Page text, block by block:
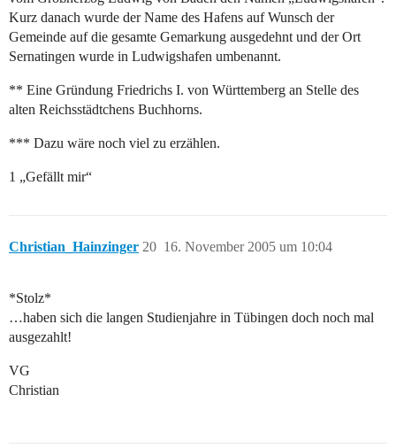
Kurz danach wurde der Name des Hafens auf Wunsch der
Gemeinde auf die gesamte Gemarkung ausgedehnt und der Ort
Sernatingen wurde in Ludwigshafen umbenannt.
** Eine Gründung Friedrichs I. von Württemberg an Stelle des
alten Reichsstädtchens Buchhorns.
*** Dazu wäre noch viel zu erzählen.
1 „Gefällt mir“
Christian_Hainzinger 16. November 2005 um 10:04
20
*Stolz*
…haben sich die langen Studienjahre in Tübingen doch noch mal
ausgezahlt!
VG
Christian